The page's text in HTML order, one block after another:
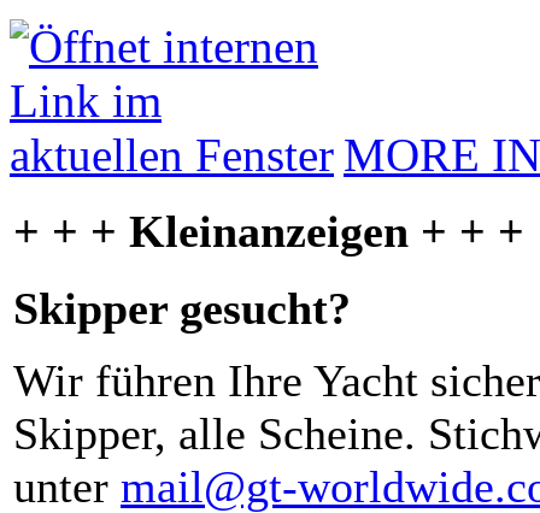
MORE
+ + + Kleinanzeigen + + +
Skipper gesucht?
Wir führen Ihre Yacht
Skipper, alle Scheine.
unter mail@gt-